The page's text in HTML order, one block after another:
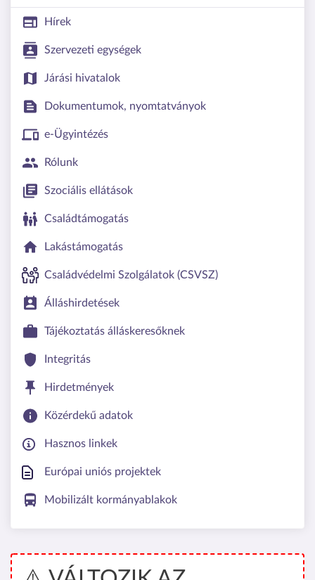
Hírek
Szervezeti egységek
Járási hivatalok
Dokumentumok, nyomtatványok
e-Ügyintézés
Rólunk
Szociális ellátások
Családtámogatás
Lakástámogatás
Családvédelmi Szolgálatok (CSVSZ)
Álláshirdetések
Tájékoztatás álláskeresőknek
Integritás
Hirdetmények
Közérdekű adatok
Hasznos linkek
Európai uniós projektek
Mobilizált kormányablakok